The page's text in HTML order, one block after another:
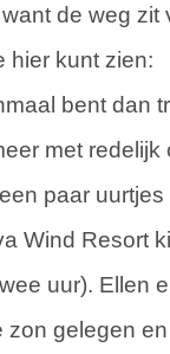
de weg zit
hier kunt zien:
bent dan
met redelijk
paar
Wind Resort
uur). Ellen
zon gelegen